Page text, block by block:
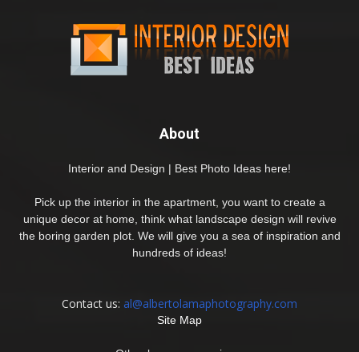
About
Interior and Design | Best Photo Ideas here!
Pick up the interior in the apartment, you want to create a
unique decor at home, think what landscape design will revive
the boring garden plot. We will give you a sea of inspiration and
hundreds of ideas!
Contact us: al@albertolamaphotography.com
Site Map